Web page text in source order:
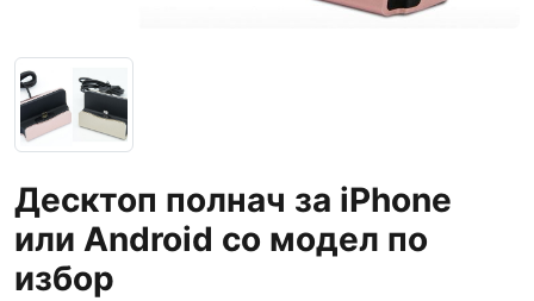
Десктоп полнач за iPhone
или Android со модел по
избор